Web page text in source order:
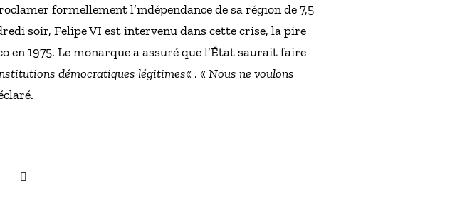
formellement l’indépendance de sa région de 7,5
soir, Felipe VI est intervenu dans cette crise, la pire
en 1975. Le monarque a assuré que l’État saurait faire
démocratiques légitimes« . « Nous ne voulons